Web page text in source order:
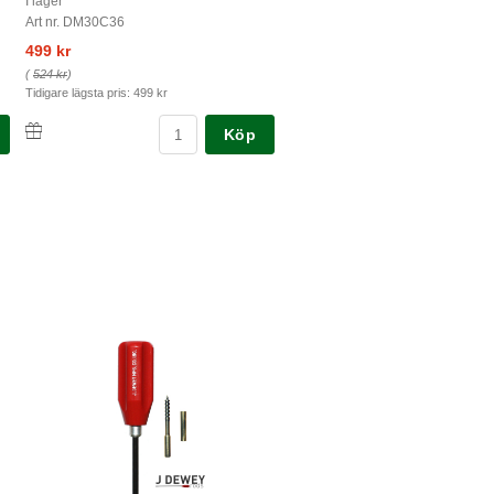
Art nr. DM30C36
499 kr
(524 kr)
Tidigare lägsta pris: 499 kr
Köp